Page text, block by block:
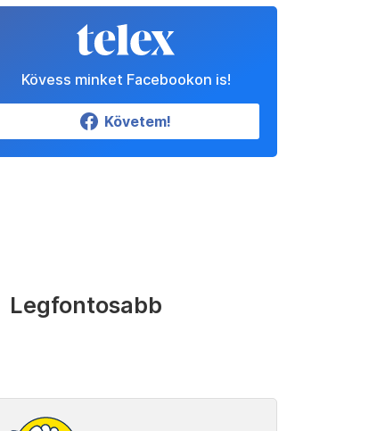
Kövess minket Facebookon is!
Követem!
Legfontosabb